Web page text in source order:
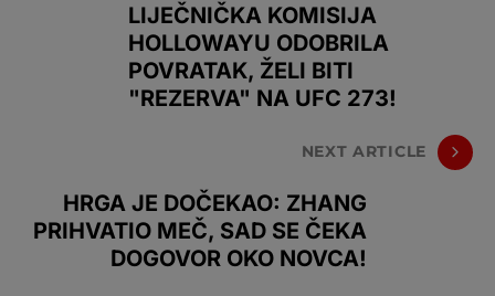
LIJEČNIČKA KOMISIJA
HOLLOWAYU ODOBRILA
POVRATAK, ŽELI BITI
"REZERVA" NA UFC 273!
NEXT ARTICLE
HRGA JE DOČEKAO: ZHANG
PRIHVATIO MEČ, SAD SE ČEKA
DOGOVOR OKO NOVCA!